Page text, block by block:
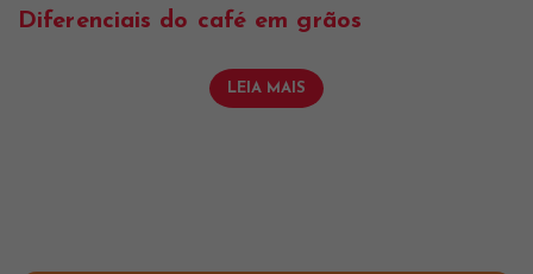
Diferenciais do café em grãos
LEIA MAIS